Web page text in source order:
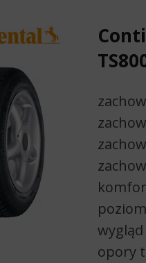
wygląd
opory